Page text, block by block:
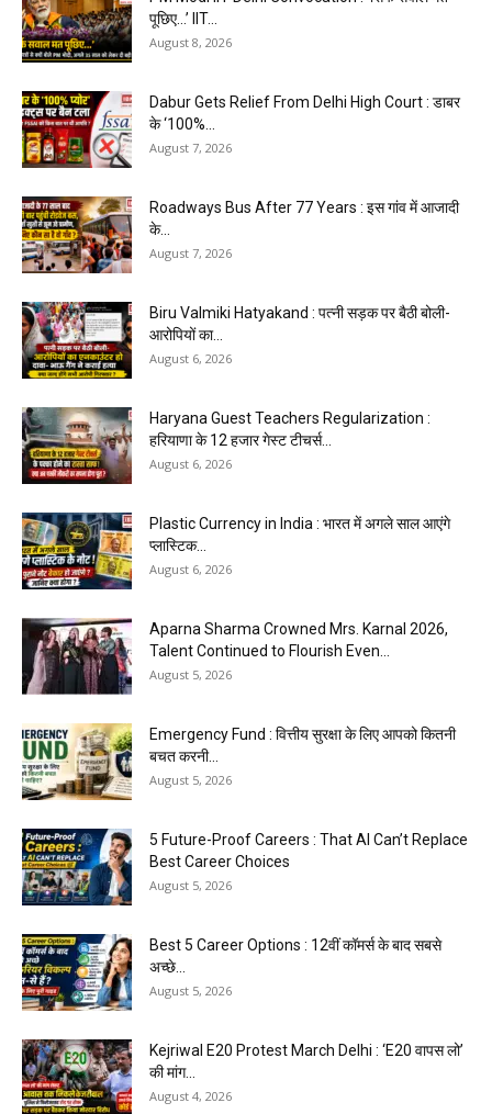
पूछिए…’ IIT...
August 8, 2026
Dabur Gets Relief From Delhi High Court : डाबर
के ‘100%...
August 7, 2026
Roadways Bus After 77 Years : इस गांव में आजादी
के...
August 7, 2026
Biru Valmiki Hatyakand : पत्नी सड़क पर बैठी बोली-
आरोपियों का...
August 6, 2026
Haryana Guest Teachers Regularization :
हरियाणा के 12 हजार गेस्ट टीचर्स...
August 6, 2026
Plastic Currency in India : भारत में अगले साल आएंगे
प्लास्टिक...
August 6, 2026
Aparna Sharma Crowned Mrs. Karnal 2026,
Talent Continued to Flourish Even...
August 5, 2026
Emergency Fund : वित्तीय सुरक्षा के लिए आपको कितनी
बचत करनी...
August 5, 2026
5 Future-Proof Careers : That AI Can’t Replace
Best Career Choices
August 5, 2026
Best 5 Career Options : 12वीं कॉमर्स के बाद सबसे
अच्छे...
August 5, 2026
Kejriwal E20 Protest March Delhi : ‘E20 वापस लो’
की मांग...
August 4, 2026